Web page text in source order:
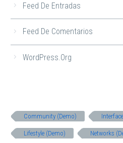
Feed De Entradas
Feed De Comentarios
WordPress.org
Community (Demo)
Lifestyle (Demo) Networks